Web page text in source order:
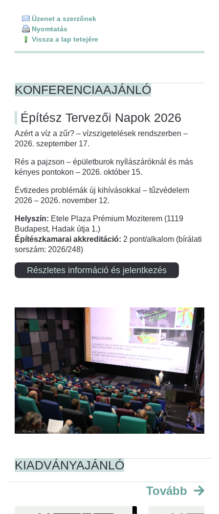
Üzenet a szerzőnek
Nyomtatás
Vissza a lap tetejére
KONFERENCIAAJÁNLÓ
Építész Tervezői Napok 2026
Azért a víz a zűr? – vízszigetelések rendszerben –
2026. szeptember 17.
Rés a pajzson – épületburok nyílászáróknál és más
kényes pontokon – 2026. október 15.
Évtizedes problémák új kihívásokkal – tűzvédelem
2026 – 2026. november 12.
Helyszín: Etele Plaza Prémium Moziterem (1119
Budapest, Hadak útja 1.)
Építészkamarai akkreditáció: 2 pont/alkalom (bírálati
sorszám: 2026/248)
Részletes információ és jelentkezés
KIADVÁNYAJÁNLÓ
Tovább